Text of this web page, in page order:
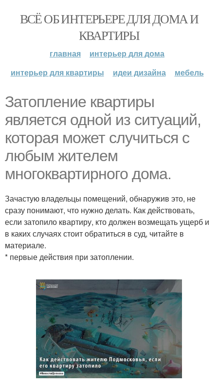
ВСЁ ОБ ИНТЕРЬЕРЕ ДЛЯ ДОМА И
КВАРТИРЫ
главная
интерьер для дома
интерьер для квартиры
идеи дизайна мебель
Затопление квартиры
является одной из ситуаций,
которая может случиться с
любым жителем
многоквартирного дома.
Зачастую владельцы помещений, обнаружив это, не
сразу понимают, что нужно делать. Как действовать,
если затопило квартиру, кто должен возмещать ущерб и
в каких случаях стоит обратиться в суд, читайте в
материале.
* первые действия при затоплении.